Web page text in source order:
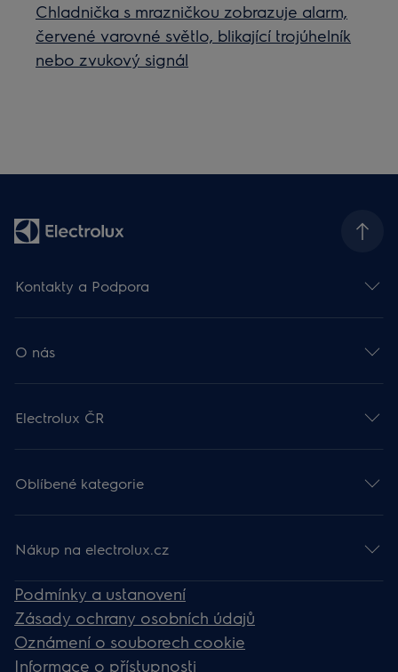
Chladnička s mrazničkou zobrazuje alarm,
červené varovné světlo, blikající trojúhelník
nebo zvukový signál
Kontakty a Podpora
O nás
Electrolux ČR
Oblíbené kategorie
Nákup na electrolux.cz
Podmínky a ustanovení
Zásady ochrany osobních údajů
Oznámení o souborech cookie
Informace o přístupnosti